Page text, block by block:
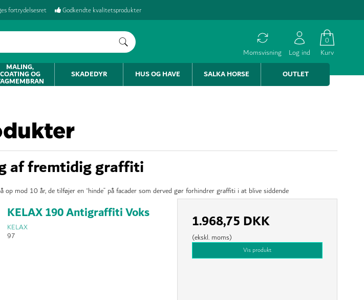
fortrydelsesret Godkendte kvalitetsprodukter
Momsvisning Log ind
0
Kurv
MALING,
COATING OG SKADEDYR HUS OG HAVE SALKA HORSE OUTLET
af fremtidig graffiti
mod 10 år, de tilføjer en “hinde” på facader som derved gør forhindrer graffiti i at blive siddende
KELAX 190 Antigraffiti Voks
KELAX
97
1.968,75 DKK
(ekskl. moms)
Vis produkt